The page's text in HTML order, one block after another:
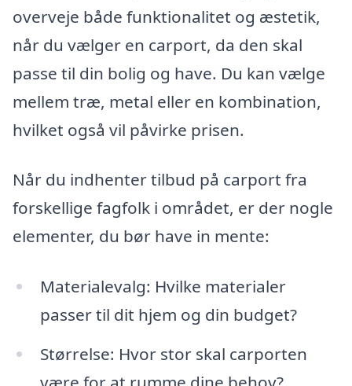
overveje både funktionalitet og æstetik,
når du vælger en carport, da den skal
passe til din bolig og have. Du kan vælge
mellem træ, metal eller en kombination,
hvilket også vil påvirke prisen.
Når du indhenter tilbud på carport fra
forskellige fagfolk i området, er der nogle
elementer, du bør have in mente:
Materialevalg: Hvilke materialer
passer til dit hjem og din budget?
Størrelse: Hvor stor skal carporten